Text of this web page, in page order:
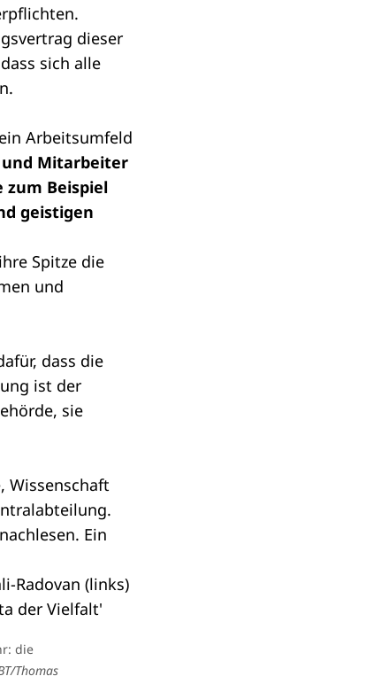
dieser
sich alle
Arbeitsumfeld
Mitarbeiter
zum Beispiel
geistigen
Spitze die
und
dass die
ist der
sie
Wissenschaft
nachlesen. Ein
die
Thomas